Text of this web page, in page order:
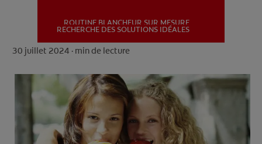
RECHERCHE DES SOLUTIONS IDÉALES
POUR LES PROFESSIONNELS
ROUTINE BLANCHEUR SUR MESURE
RECHERCHE DES SOLUTIONS IDÉALES
30 juillet 2024 · min de lecture